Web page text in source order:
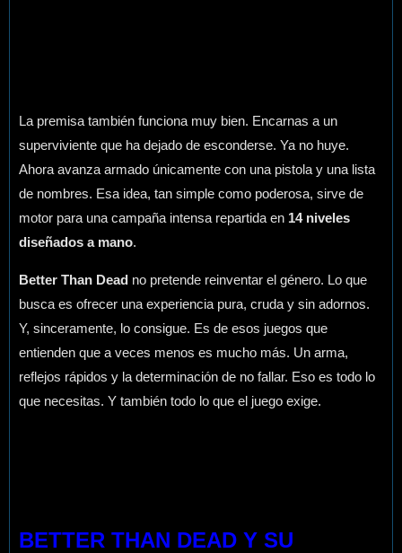
La premisa también funciona muy bien. Encarnas a un
superviviente que ha dejado de esconderse. Ya no huye.
Ahora avanza armado únicamente con una pistola y una lista
de nombres. Esa idea, tan simple como poderosa, sirve de
motor para una campaña intensa repartida en 14 niveles
diseñados a mano.
Better Than Dead no pretende reinventar el género. Lo que
busca es ofrecer una experiencia pura, cruda y sin adornos.
Y, sinceramente, lo consigue. Es de esos juegos que
entienden que a veces menos es mucho más. Un arma,
reflejos rápidos y la determinación de no fallar. Eso es todo lo
que necesitas. Y también todo lo que el juego exige.
BETTER THAN DEAD Y SU